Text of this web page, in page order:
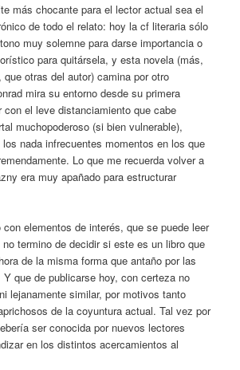
más chocante para el lector actual sea el
de todo el relato: hoy la cf literaria sólo
muy solemne para darse importancia o
para quitársela, y esta novela (más,
que otras del autor) camina por otro
mira su entorno desde su primera
con el leve distanciamiento que cabe
muchopoderoso (si bien vulnerable),
nada infrecuentes momentos en los que
Lo que me recuerda volver a
era muy apañado para estructurar
con elementos de interés, que se puede leer
termino de decidir si este es un libro que
de la misma forma que antaño por las
que de publicarse hoy, con certeza no
lejanamente similar, por motivos tanto
de la coyuntura actual. Tal vez por
ser conocida por nuevos lectores
en los distintos acercamientos al